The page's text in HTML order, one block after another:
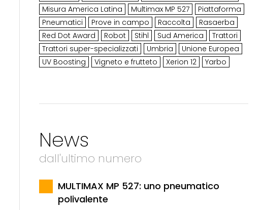
Misura America Latina
Multimax MP 527
Piattaforma
Pneumatici
Prove in campo Raccolta
Rasaerba
Red Dot Award
Robot Stihl Sud America
Trattori
Trattori super-specializzati
Umbria
Unione Europea
UV Boosting
Vigneto e frutteto Xerion 12 Yarbo
News
dall'ultimo numero
MULTIMAX MP 527: uno pneumatico
polivalente